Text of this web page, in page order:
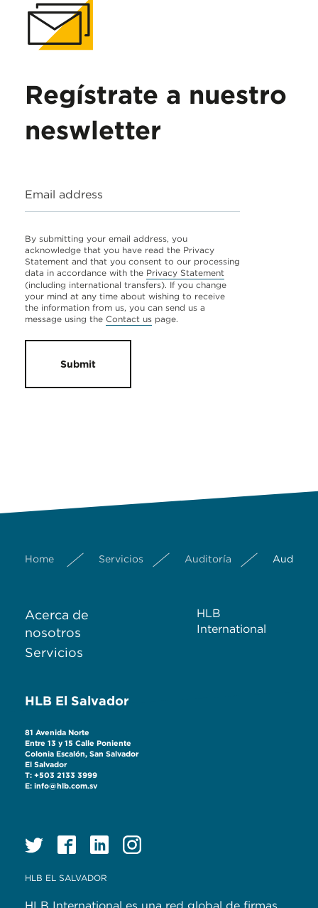
Regístrate a nuestro
neswletter
Email address
By submitting your email address, you
acknowledge that you have read the Privacy
Statement and that you consent to our processing
data in accordance with the Privacy Statement
(including international transfers). If you change
your mind at any time about wishing to receive
the information from us, you can send us a
message using the Contact us page.
Submit
Home Servicios Auditoría
Acerca de
nosotros
Servicios
HLB
International
HLB El Salvador
81 Avenida Norte
Entre 13 y 15 Calle Poniente
Colonia Escalón, San Salvador
El Salvador
T: +503 2133 3999
E: info@hlb.com.sv
HLB EL SALVADOR